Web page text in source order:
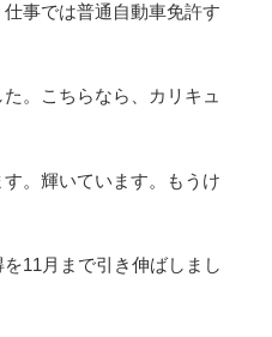
事では普通自動車免許す
。こちらなら、カリキュ
。輝いています。もうけ
11月まで引き伸ばしまし